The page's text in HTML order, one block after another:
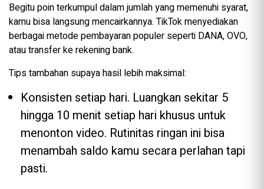
Begitu poin terkumpul dalam jumlah yang memenuhi syarat,
kamu bisa langsung mencairkannya. TikTok menyediakan
berbagai metode pembayaran populer seperti DANA, OVO,
atau transfer ke rekening bank.
Tips tambahan supaya hasil lebih maksimal:
Konsisten setiap hari. Luangkan sekitar 5
hingga 10 menit setiap hari khusus untuk
menonton video. Rutinitas ringan ini bisa
menambah saldo kamu secara perlahan tapi
pasti.